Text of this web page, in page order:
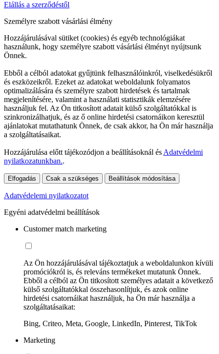
Elállás a szerződéstől
Személyre szabott vásárlási élmény
Hozzájárulásával sütiket (cookies) és egyéb technológiákat
használunk, hogy személyre szabott vásárlási élményt nyújtsunk
Önnek.
Ebből a célból adatokat gyűjtünk felhasználóinkról, viselkedésükről
és eszközeikről. Ezeket az adatokat weboldalunk folyamatos
optimalizálására és személyre szabott hirdetések és tartalmak
megjelenítésére, valamint a használati statisztikák elemzésére
használjuk fel. Az Ön titkosított adatait külső szolgáltatókkal is
szinkronizálhatjuk, és az ő online hirdetési csatornáikon keresztül
ajánlatokat mutathatunk Önnek, de csak akkor, ha Ön már használja
a szolgáltatásaikat.
Hozzájárulása előtt tájékozódjon a beállításoknál és Adatvédelmi
nyilatkozatunkban..
Elfogadás Csak a szükséges Beállítások módosítása
Adatvédelemi nyilatkozatot
Egyéni adatvédelmi beállítások
Customer match marketing
Az Ön hozzájárulásával tájékoztatjuk a weboldalunkon kívüli
promóciókról is, és releváns termékeket mutatunk Önnek.
Ebből a célból az Ön titkosított személyes adatait a következő
külső szolgáltatókkal összehasonlítjuk, és azok online
hirdetési csatornáikat használjuk, ha Ön már használja a
szolgáltatásaikat:
Bing, Criteo, Meta, Google, LinkedIn, Pinterest, TikTok
Marketing